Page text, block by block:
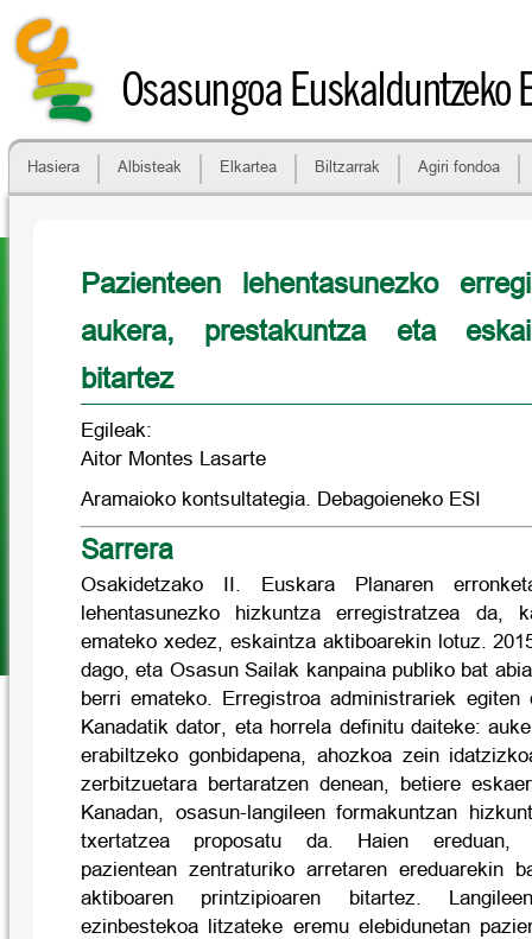
Osasungoa Euskalduntzeko
Hasiera Albisteak Elkartea Biltzarrak Agiri fondoa
Pazienteen lehentasunezko
aukera, prestakuntza eta
bitartez
Egileak:
Aitor Montes Lasarte
Aramaioko kontsultategia. Debagoieneko ESI
Sarrera
Osakidetzako II. Euskara Planaren
lehentasunezko hizkuntza erregistratzea da,
emateko xedez, eskaintza aktiboarekin lotuz.
dago, eta Osasun Sailak kanpaina publiko bat
berri emateko. Erregistroa administrariek egiten
Kanadatik dator, eta horrela definitu daiteke:
erabiltzeko gonbidapena, ahozkoa zein
zerbitzuetara bertaratzen denean, betiere
Kanadan, osasun-langileen formakuntzan
txertatzea proposatu da. Haien ereduan,
pazientean zentraturiko arretaren ereduarekin
aktiboaren printzipioaren bitartez.
ezinbestekoa litzateke eremu elebidunetan